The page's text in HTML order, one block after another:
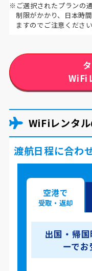
※ご選択されたプランの
制限がかかり、日本時
ますのでご注意ください
WiFi
WiFiレンタ
渡航日程に合わ
空港で
受取・返却
出国・帰
ーでお